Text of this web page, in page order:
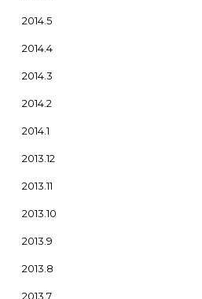
2014.5
2014.4
2014.3
2014.2
2014.1
2013.12
2013.11
2013.10
2013.9
2013.8
2013.7